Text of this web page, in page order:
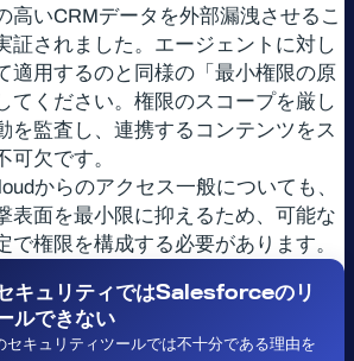
高いCRMデータを外部漏洩させるこ
証されました。エージェントに対し
適用するのと同様の「最小権限の原
てください。権限のスコープを厳し
を監査し、連携するコンテンツをス
可欠です。
からのアクセス一般についても、
表面を最小限に抑えるため、可能な
で権限を構成する必要があります。
キュリティではSalesforceのリ
ルできない
セキュリティツールでは不十分である理由を